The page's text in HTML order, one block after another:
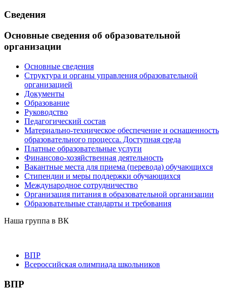
Сведения
Основные сведения об образовательной
организации
Основные сведения
Структура и органы управления образовательной
организацией
Документы
Образование
Руководство
Педагогический состав
Материально-техническое обеспечение и оснащенность
образовательного процесса. Доступная среда
Платные образовательные услуги
Финансово-хозяйственная деятельность
Вакантные места для приема (перевода) обучающихся
Стипендии и меры поддержки обучающихся
Международное сотрудничество
Организация питания в образовательной организации
Образовательные стандарты и требования
Наша группа в ВК
ВПР
Всероссийская олимпиада школьников
ВПР